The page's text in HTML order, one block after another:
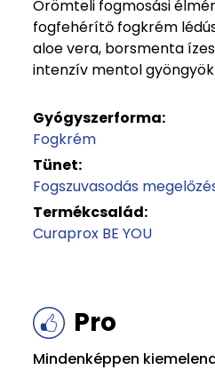
Örömteli fogmosási
fogfehérítő fogkrém
aloe vera, borsmenta
intenzív mentol
Gyógyszerforma:
Fogkrém
Tünet:
Fogszuvasodás
Termékcsalád:
Curaprox BE YOU
Pro
Mindenképpen